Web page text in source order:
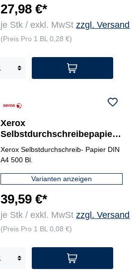
27,98 €*
je Stk / exkl. MwStzzgl. Versand
(Preis Pro 1 BL 0,28 €)
Xerox
Selbstdurchschreibepapier
Premium Digital Carbonless
1 Durchschlag
Xerox Selbstdurchschreib- Papier DIN
A4 500 Bl.
Varianten anzeigen
39,59 €*
je Stk / exkl. MwStzzgl. Versand
(Preis Pro 1 BL 0,08 €)